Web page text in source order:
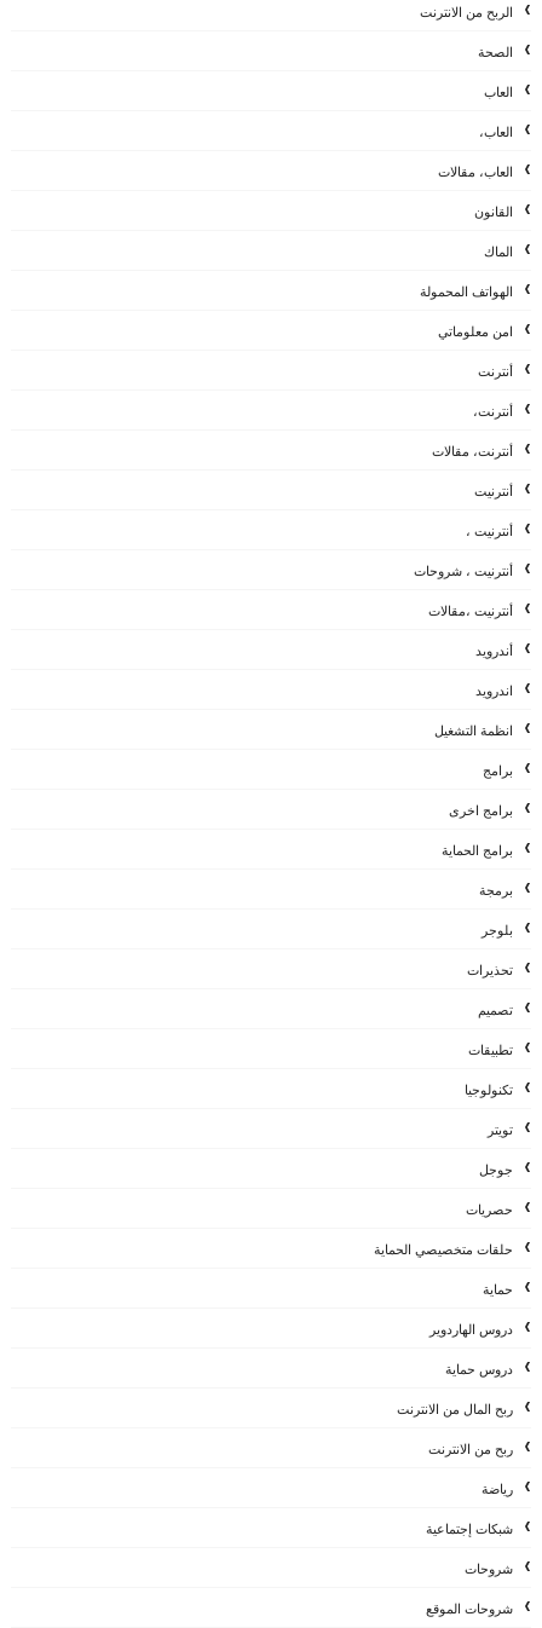
الربح من الانترنت
الصحة
العاب
العاب،
العاب، مقالات
القانون
الماك
الهواتف المحمولة
امن معلوماتي
أنترنت
أنترنت،
أنترنت، مقالات
أنترنيت
أنترنيت ،
أنترنيت ، شروحات
أنترنيت ،مقالات
أندرويد
اندرويد
انظمة التشغيل
برامج
برامج اخرى
برامج الحماية
برمجة
بلوجر
تحذيرات
تصميم
تطبيقات
تكنولوجيا
تويتر
جوجل
حصريات
حلقات متخصيصي الحماية
حماية
دروس الهاردوير
دروس حماية
ربح المال من الانترنت
ربح من الانترنت
رياضة
شبكات إجتماعية
شروحات
شروحات الموقع